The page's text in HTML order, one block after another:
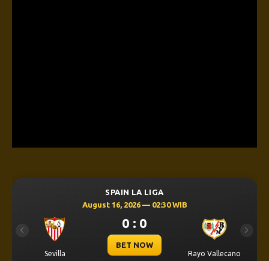
SPAIN LA LIGA
August 16, 2026 — 02:30 WIB
Sevilla
0 : 0
BET NOW
Rayo Vallecano
Previous Next